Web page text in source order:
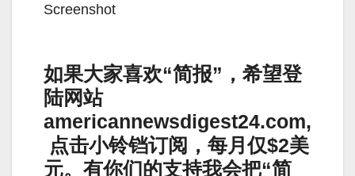
Screenshot
如果大家喜欢“简报”，希望登
陆网站
americannewsdigest24.com,
点击小铃铛订阅，每月仅$2美
元。有你们的支持我会把“简